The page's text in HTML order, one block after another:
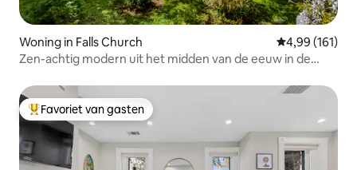
Woning in Falls Church Gemiddelde
4,99 (161)
Zen-achtig modern uit het midden van de eeuw in de
Topfavoriet van gasten
Favoriet van gasten